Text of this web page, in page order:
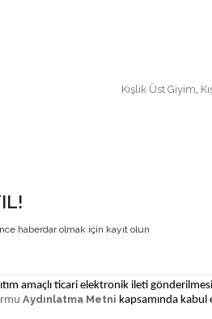
Kışlık Üst Giyim,
haberdar olmak için kayıt olun
amaçlı ticari elektronik ileti
Aydınlatma Metni kapsamında